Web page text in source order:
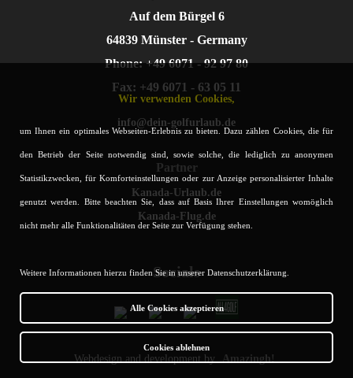
Auf dem Bürgel 6
64839 Münster - Germany
Phone: +49 6071 - 92 97 80
Fax: +49 6071 - 63 05 11
info@dein-golfurlaub.de
Partner
Kanada-Urlaub.de
Kanada-Flug.de
Socials
Webdesign and development by Amazingh!
Wir verwenden Cookies,
um Ihnen ein optimales Webseiten-Erlebnis zu bieten. Dazu zählen Cookies, die für
den Betrieb der Seite notwendig sind, sowie solche, die lediglich zu anonymen
Statistikzwecken, für Komforteinstellungen oder zur Anzeige personalisierter Inhalte
genutzt werden. Bitte beachten Sie, dass auf Basis Ihrer Einstellungen womöglich
nicht mehr alle Funktionalitäten der Seite zur Verfügung stehen.
Weitere Informationen hierzu finden Sie in unserer Datenschutzerklärung.
Alle Cookies akzeptieren
Cookies ablehnen